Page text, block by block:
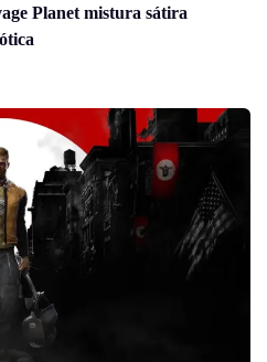
Planet mistura sátira